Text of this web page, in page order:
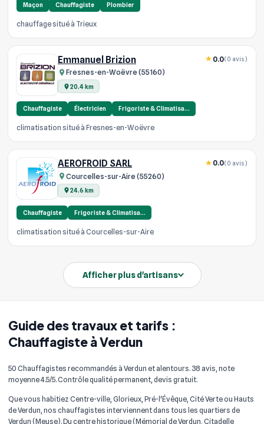
Guide des travaux et tarifs :
Chauffagiste à Verdun
50 Chauffagistes recommandés à Verdun et alentours. 38 avis, note
moyenne 4.5/5. Contrôle qualité permanent, devis gratuit.
Que vous habitiez Centre-ville, Glorieux, Pré-l'Évêque, Cité Verte ou Hauts
de Verdun, nos chauffagistes interviennent dans tous les quartiers de
Verdun (Meuse). Du centre historique (Mémorial de Verdun, Citadelle
Maçon Chauffagiste Plombier
chauffage situé à Trieux
Emmanuel Brizion
Fresnes-en-Woëvre (55160)
20.4 km
0.0(0 avis)
Chauffagiste Électricien Frigoriste & Climatisa…
climatisation situé à Fresnes-en-Woëvre
AEROFROID SARL
Courcelles-sur-Aire (55260)
24.6 km
0.0(0 avis)
Chauffagiste Frigoriste & Climatisa…
climatisation situé à Courcelles-sur-Aire
Afficher plus d'artisans